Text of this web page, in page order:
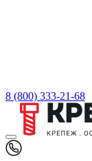
8 (800) 333-21-68